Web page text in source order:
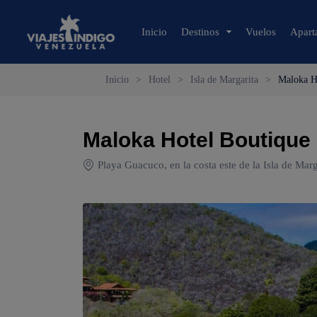
Inicio Destinos
🌴 Coche
🌴 Cubagua
🌴 Anzoátegui
🌴 Mochima
🌴 Morrocoy
🌴 Península de Paria
Vuelos
Inicio > Hotel > Isla de Margarita > Maloka
Maloka Hotel Boutique
Playa Guacuco, en la costa este de la Isla de